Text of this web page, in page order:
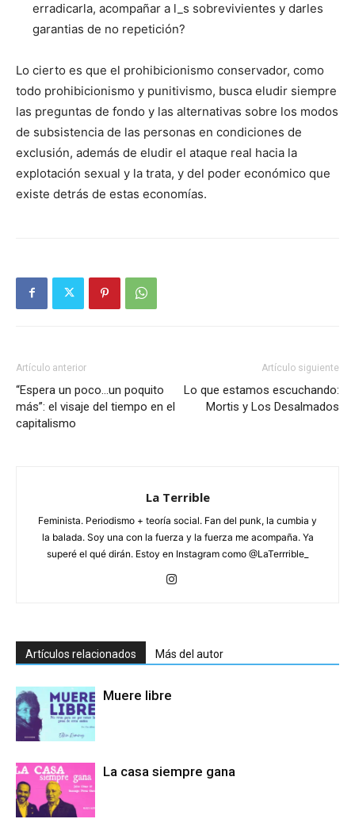
erradicarla, acompañar a l_s sobrevivientes y darles
garantias de no repetición?
Lo cierto es que el prohibicionismo conservador, como
todo prohibicionismo y punitivismo, busca eludir siempre
las preguntas de fondo y las alternativas sobre los modos
de subsistencia de las personas en condiciones de
exclusión, además de eludir el ataque real hacia la
explotación sexual y la trata, y del poder económico que
existe detrás de estas economías.
Artículo anterior
“Espera un poco…un poquito
más”: el visaje del tiempo en el
capitalismo
Artículo siguiente
Lo que estamos escuchando:
Mortis y Los Desalmados
La Terrible
Feminista. Periodismo + teoría social. Fan del punk, la cumbia y
la balada. Soy una con la fuerza y la fuerza me acompaña. Ya
superé el qué dirán. Estoy en Instagram como @LaTerrrible_
Artículos relacionados Más del autor
Muere libre
La casa siempre gana